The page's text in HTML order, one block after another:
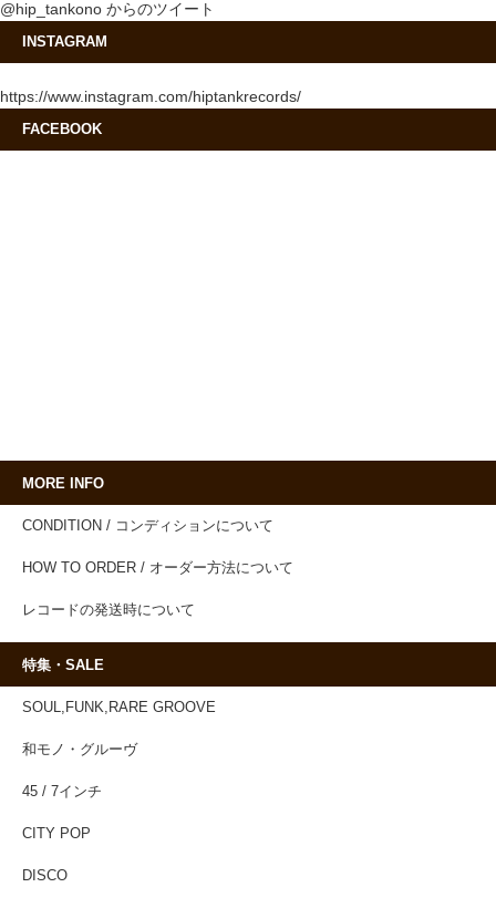
@hip_tankono からのツイート
INSTAGRAM
https://www.instagram.com/hiptankrecords/
FACEBOOK
MORE INFO
CONDITION / コンディションについて
HOW TO ORDER / オーダー方法について
レコードの発送時について
特集・SALE
SOUL,FUNK,RARE GROOVE
和モノ・グルーヴ
45 / 7インチ
CITY POP
DISCO